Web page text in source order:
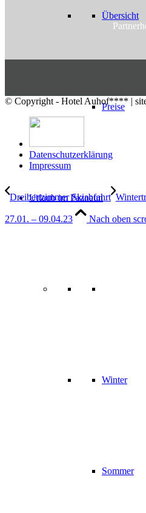
Übersicht
Preise
Urlaub im Paznaun
Winter
Sommer
© Copyright - Hotel Auhof**** |
Datenschutzerklärung
Impressum
Dreibettzimmer Skiabfahrt
27.01. – 09.04.23 Nach oben